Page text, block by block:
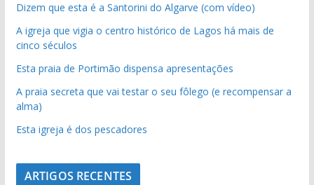
Dizem que esta é a Santorini do Algarve (com vídeo)
A igreja que vigia o centro histórico de Lagos há mais de
cinco séculos
Esta praia de Portimão dispensa apresentações
A praia secreta que vai testar o seu fôlego (e recompensar a
alma)
Esta igreja é dos pescadores
ARTIGOS RECENTES